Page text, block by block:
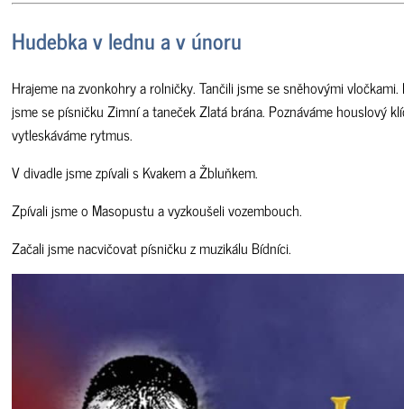
Hudebka v lednu a v únoru
Hrajeme na zvonkohry a rolničky. Tančili jsme se sněhovými vločkami.
jsme se písničku Zimní a taneček Zlatá brána. Poznáváme houslový
vytleskáváme rytmus.
V divadle jsme zpívali s Kvakem a Žbluňkem.
Zpívali jsme o Masopustu a vyzkoušeli vozembouch.
Začali jsme nacvičovat písničku z muzikálu Bídníci.